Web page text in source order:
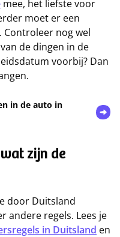
mee, het liefste voor
moet er een
Controleer nog wel
de dingen in de
voorbij? Dan
in de auto in
zijn de
door Duitsland
andere regels. Lees je
in Duitsland en